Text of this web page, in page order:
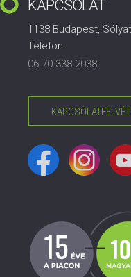
KAPCSOLAT
1138 Budapest,
Telefon:
06 70 338 2038